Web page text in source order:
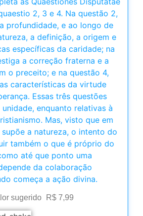
2, 3 e 4. Na questão 2,
profundidade, e ao longo de
a definição, a origem e
específicas da caridade; na
a correção fraterna e a
o preceito; e na questão 4,
características da virtude
Essas três questões
enquanto relativas à
Mas, visto que em
a natureza, o intento do
também o que é próprio do
até que ponto uma
da colaboração
começa a ação divina.
sugerido R$ 7,99